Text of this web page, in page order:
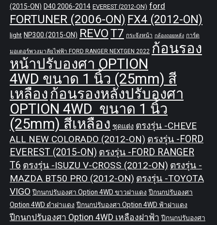
(2015-ON) D40 2006-2014 EVEREST (2012-ON) ford
FORTUNER (2006-ON) FX4 (2012-ON)
light NP300 (2015-ON) REVOT7 กระจังหน้า กล้องถอยหลัง การ์ด
มอเตอร์พวงมาลัยไฟฟ้า FORD RANGER NEXTGEN 2022 ก้อนรอง
หน้าปรับองศา OPTION
4WD ขนาด 1 นิ้ว (25mm) สี
เหลือง ก้อนรองหลังปรับองศา
OPTION 4WD ขนาด 1 นิ้ว
(25mm) สีเหลือง ชุดแต่ง ตรงรุ่น -CHEVE
ALL NEW COLORADO (2012-ON) ตรงรุ่น -FORD
EVEREST (2015-ON) ตรงรุ่น -FORD RANGER
T6 ตรงรุ่น -ISUZU V-CROSS (2012-ON) ตรงรุ่น -
MAZDA BT50 PRO (2012-ON) ตรงรุ่น -TOYOTA
VIGO ปีกนกปรับองศา Option 4WD ขาวฝาแดง ปีกนกปรับองศา
Option 4WD ดำฝาแดง ปีกนกปรับองศา Option 4WD ฟ้าฝาแดง
ปีกนกปรับองศา Option 4WD เหลืองฝาฟ้า ปีกนกปรับองศา